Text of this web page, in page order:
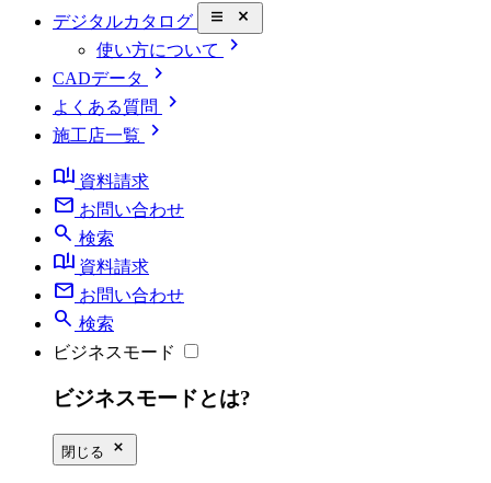
デジタルカタログ close_small
使い方について chevron_right
CADデータ chevron_right
よくある質問 chevron_right
施工店一覧
chevron_right
book_ribbon 資料請求
mail お問い合わせ
search 検索
book_ribbon 資料請求
mail お問い合わせ
search 検索
ビジネスモード
ビジネスモードとは?
閉じる close_small